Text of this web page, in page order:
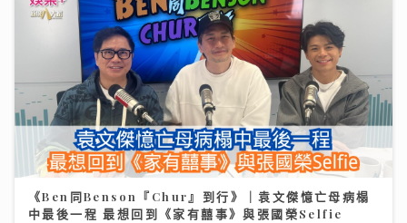
《Ben同Benson『Chur』到行》｜袁文傑憶亡母病榻
中最後一程 最想回到《家有囍事》與張國榮Selfie